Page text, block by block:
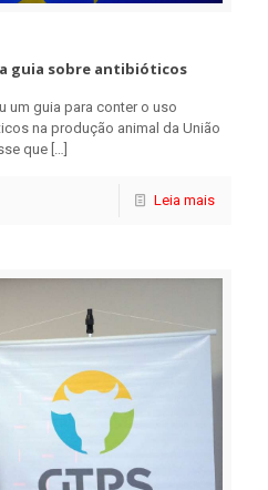
guia sobre antibióticos
um guia para conter o uso
na produção animal da União
que […]
Leia mais